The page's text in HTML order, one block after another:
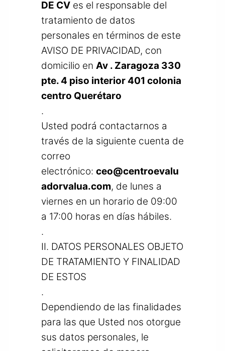
DE CVes el responsable del
tratamiento de datos
personales en términos de este
AVISO DE PRIVACIDAD, con
domicilio en Av . Zaragoza 330
pte. 4 piso interior 401 colonia
centro Querétaro
.
Usted podrá contactarnos a
través de la siguiente cuenta de
correo
electrónico: ceo@centroevalu
adorvalua.com, de lunes a
viernes en un horario de 09:00
a 17:00 horas en días hábiles.
.
II. DATOS PERSONALES OBJETO
DE TRATAMIENTO Y FINALIDAD
DE ESTOS
.
Dependiendo de las finalidades
para las que Usted nos otorgue
sus datos personales, le